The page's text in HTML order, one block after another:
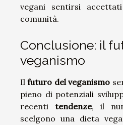
vegani sentirsi
comunità.
Conclusione: il
veganismo
Ilfuturo del veganismo
pieno di potenziali
recenti tendenze, il
scelgono una dieta